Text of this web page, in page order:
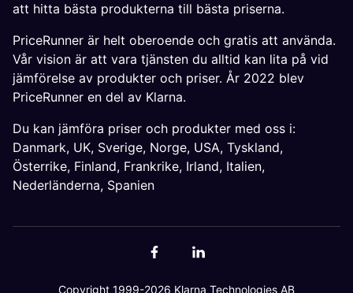
att hitta bästa produkterna till bästa priserna.
PriceRunner är helt oberoende och gratis att använda.
Vår vision är att vara tjänsten du alltid kan lita på vid
jämförelse av produkter och priser. År 2022 blev
PriceRunner en del av Klarna.
Du kan jämföra priser och produkter med oss i:
Danmark, UK, Sverige, Norge, USA, Tyskland,
Österrike, Finland, Frankrike, Irland, Italien,
Nederländerna, Spanien
Copyright 1999-2026 Klarna Technologies AB